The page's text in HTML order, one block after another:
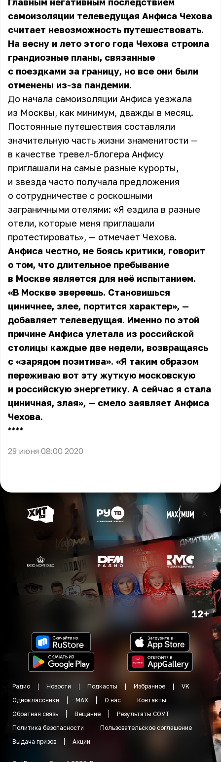
самоизоляции телеведущая Анфиса Чехова
считает невозможность путешествовать.
На весну и лето этого года Чехова строила
грандиозные планы, связанные
с поездками за границу, но все они были
отменены из-за пандемии.
До начала самоизоляции Анфиса уезжала
из Москвы, как минимум, дважды в месяц.
Постоянные путешествия составляли
значительную часть жизни знаменитости —
в качестве тревел-блогера Анфису
приглашали на самые разные курорты,
и звезда часто получала предложения
о сотрудничестве с роскошными
заграничными отелями: «Я ездила в разные
отели, которые меня приглашали
протестировать», — отмечает Чехова.
Анфиса честно, не боясь критики, говорит
о том, что длительное пребывание
в Москве является для неё испытанием.
«В Москве звереешь. Становишься
циничнее, злее, портится характер», —
добавляет телеведущая. Именно по этой
причине Анфиса улетала из российской
столицы каждые две недели, возвращаясь
с «зарядом позитива». «Я таким образом
переживаю вот эту жуткую московскую
и российскую энергетику. А сейчас я стала
циничная, злая», — смело заявляет Анфиса
Чехова.
** **
29 июня 08:00 2020
12+
Радио Новости Подкасты Избранное
VK
Одноклассники
MAX О нас
Контакты
Обратная связь
Вещание
Результаты СОУТ
Политика безопасности
Пользовательское соглашение
Выдача призов
Акции